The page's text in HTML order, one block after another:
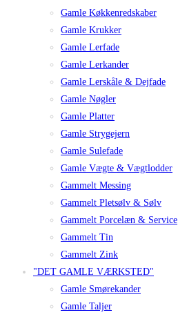
Gamle Køkkenredskaber
Gamle Krukker
Gamle Lerfade
Gamle Lerkander
Gamle Lerskåle & Dejfade
Gamle Nøgler
Gamle Platter
Gamle Strygejern
Gamle Sulefade
Gamle Vægte & Vægtlodder
Gammelt Messing
Gammelt Pletsølv & Sølv
Gammelt Porcelæn & Service
Gammelt Tin
Gammelt Zink
"DET GAMLE VÆRKSTED"
Gamle Smørekander
Gamle Taljer